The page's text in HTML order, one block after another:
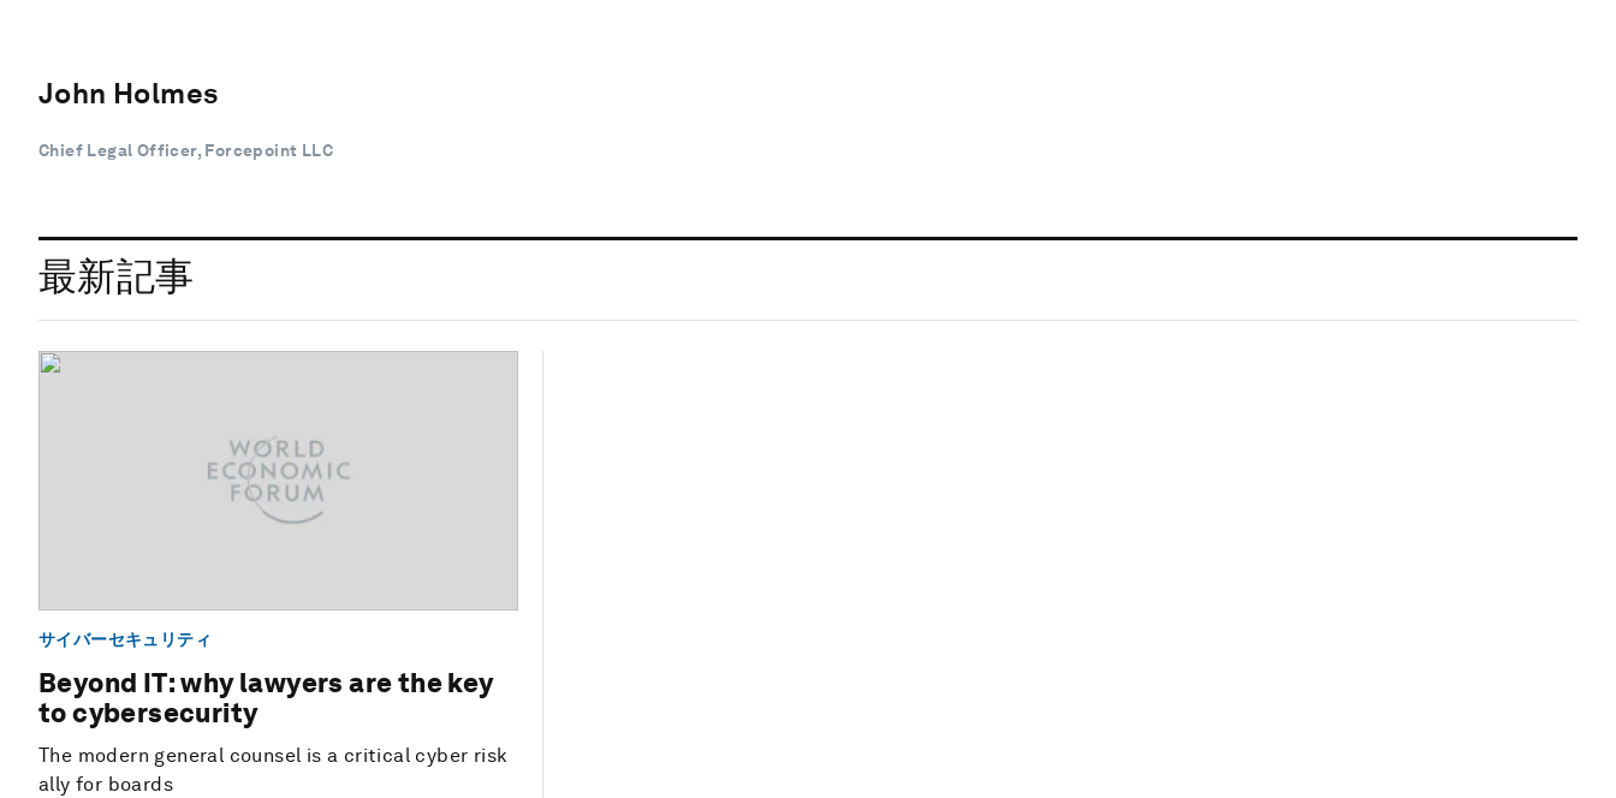
John Holmes
Chief Legal Officer, Forcepoint LLC
最新記事
サイバーセキュリティ
Beyond IT: why lawyers are the key
to cybersecurity
The modern general counsel is a critical cyber risk
ally for boards